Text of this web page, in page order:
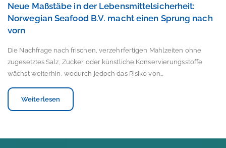
Neue Maßstäbe in der Lebensmittelsicherheit:
Norwegian Seafood B.V. macht einen Sprung nach
vorn
Die Nachfrage nach frischen, verzehrfertigen Mahlzeiten ohne
zugesetztes Salz, Zucker oder künstliche Konservierungsstoffe
wächst weiterhin, wodurch jedoch das Risiko von…
Weiterlesen